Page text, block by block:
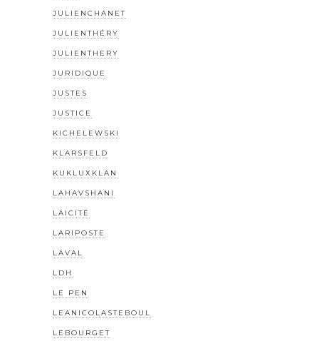
JULIENCHANET
JULIENTHÉRY
JULIENTHERY
JURIDIQUE
JUSTES
JUSTICE
KICHELEWSKI
KLARSFELD
KUKLUXKLAN
LAHAVSHANI
LAICITÉ
LARIPOSTE
LAVAL
LDH
LE PEN
LEANICOLASTEBOUL
LEBOURGET